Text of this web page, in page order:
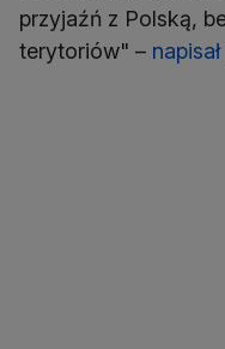
przyjaźń z Polską,
terytoriów" – napisał